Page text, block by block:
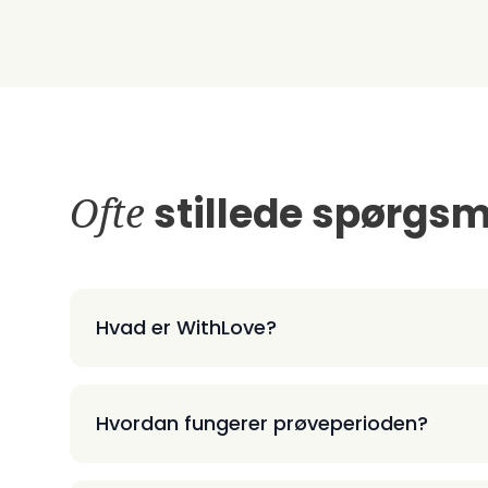
Ofte stillede
Hvad er WithLove?
Hvordan fungerer prøveperioden?